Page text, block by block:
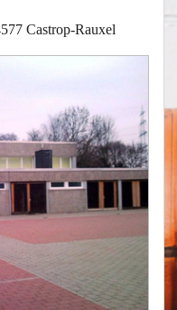
Castrop-Rauxel